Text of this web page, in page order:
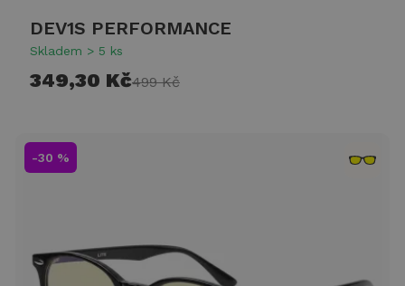
DEV1S PERFORMANCE
Skladem > 5 ks
349,30 Kč499 Kč
-30 %